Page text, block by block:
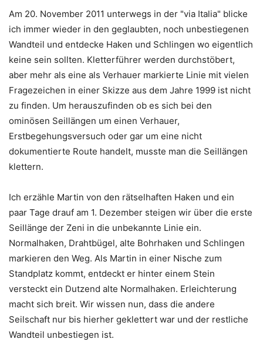
Am 20. November 2011 unterwegs in der "via Italia" blicke
ich immer wieder in den geglaubten, noch unbestiegenen
Wandteil und entdecke Haken und Schlingen wo eigentlich
keine sein sollten. Kletterführer werden durchstöbert,
aber mehr als eine als Verhauer markierte Linie mit vielen
Fragezeichen in einer Skizze aus dem Jahre 1999 ist nicht
zu finden. Um herauszufinden ob es sich bei den
ominösen Seillängen um einen Verhauer,
Erstbegehungsversuch oder gar um eine nicht
dokumentierte Route handelt, musste man die Seillängen
klettern.
Ich erzähle Martin von den rätselhaften Haken und ein
paar Tage drauf am 1. Dezember steigen wir über die erste
Seillänge der Zeni in die unbekannte Linie ein.
Normalhaken, Drahtbügel, alte Bohrhaken und Schlingen
markieren den Weg. Als Martin in einer Nische zum
Standplatz kommt, entdeckt er hinter einem Stein
versteckt ein Dutzend alte Normalhaken. Erleichterung
macht sich breit. Wir wissen nun, dass die andere
Seilschaft nur bis hierher geklettert war und der restliche
Wandteil unbestiegen ist.